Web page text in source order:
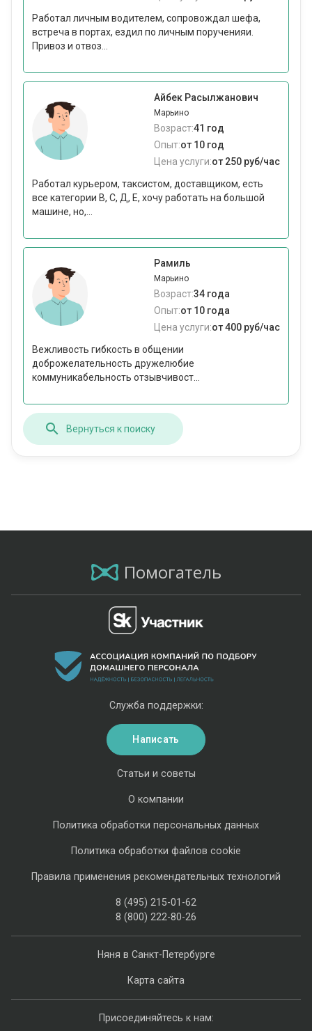
Работал личным водителем, сопровождал шефа,
встреча в портах, ездил по личным порученияи.
Привоз и отвоз...
Айбек Расылжанович
Марьино
Возраст:41 год
Опыт:от 10 год
Цена услуги:от 250 руб/час
Работал курьером, таксистом, доставщиком, есть
все категории В, С, Д, Е, хочу работать на большой
машине, но,...
Рамиль
Марьино
Возраст:34 года
Опыт:от 10 года
Цена услуги:от 400 руб/час
Вежливость гибкость в общении
доброжелательность дружелюбие
коммуникабельность отзывчивост...
Вернуться к поиску
Помогатель
Няня в Санкт-Петербурге
Карта сайта
Статьи и советы
О компании
Политика обработки персональных данных
Политика обработки файлов cookie
Правила применения рекомендательных технологий
8 (495) 215-01-62
8 (800) 222-80-26
Служба поддержки:
Написать
Присоединяйтесь к нам: